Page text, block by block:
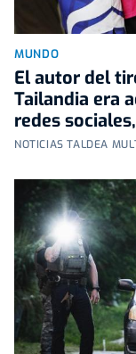
MUNDO
El autor del
Tailandia era
redes
NOTICIAS TALDEA